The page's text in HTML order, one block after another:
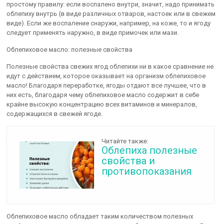
простому правилу: если воспалено внутри, значит, надо принимать
облепиху внутрь (в виде различных отваров, настоек или в свежем
виде). Если же воспаление снаружи, например, на коже, то и ягоду
следует применять наружно, в виде примочек или мази.
Облепиховое масло: полезные свойства
Полезные свойства свежих ягод облепихи ни в какое сравнение не
идут с действием, которое оказывает на организм облепиховое
масло! Благодаря переработке, ягоды отдают все лучшее, что в
них есть, благодаря чему облепиховое масло содержит в себе
крайне высокую концентрацию всех витаминов и минералов,
содержащихся в свежей ягоде.
Читайте также:
Облепиха полезные
свойства и
противопоказания
Облепиховое масло обладает таким количеством полезных